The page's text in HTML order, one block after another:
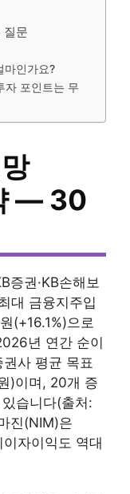
질문
마인가요?
자 포인트는 무
— 30
증권·KB손해보
대 금융지주입
(+16.1%)으로
년 연간 순이
사 평균 목표
)이며, 20개 증
습니다(출처:
진(NIM)은
자이익도 역대